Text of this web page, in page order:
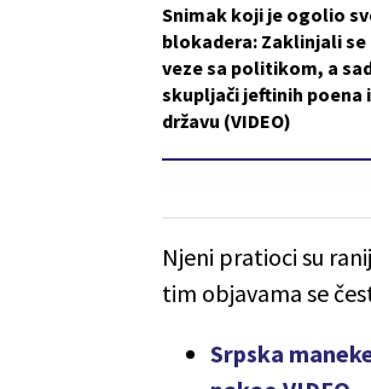
Snimak koji je ogolio
blokadera: Zaklinjali se
veze sa politikom, a
skupljači jeftinih poena
državu (VIDEO)
Njeni pratioci su
tim objavama se
Srpska